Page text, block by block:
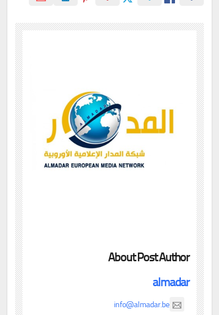
About Post Author
almadar
info@almadar.be